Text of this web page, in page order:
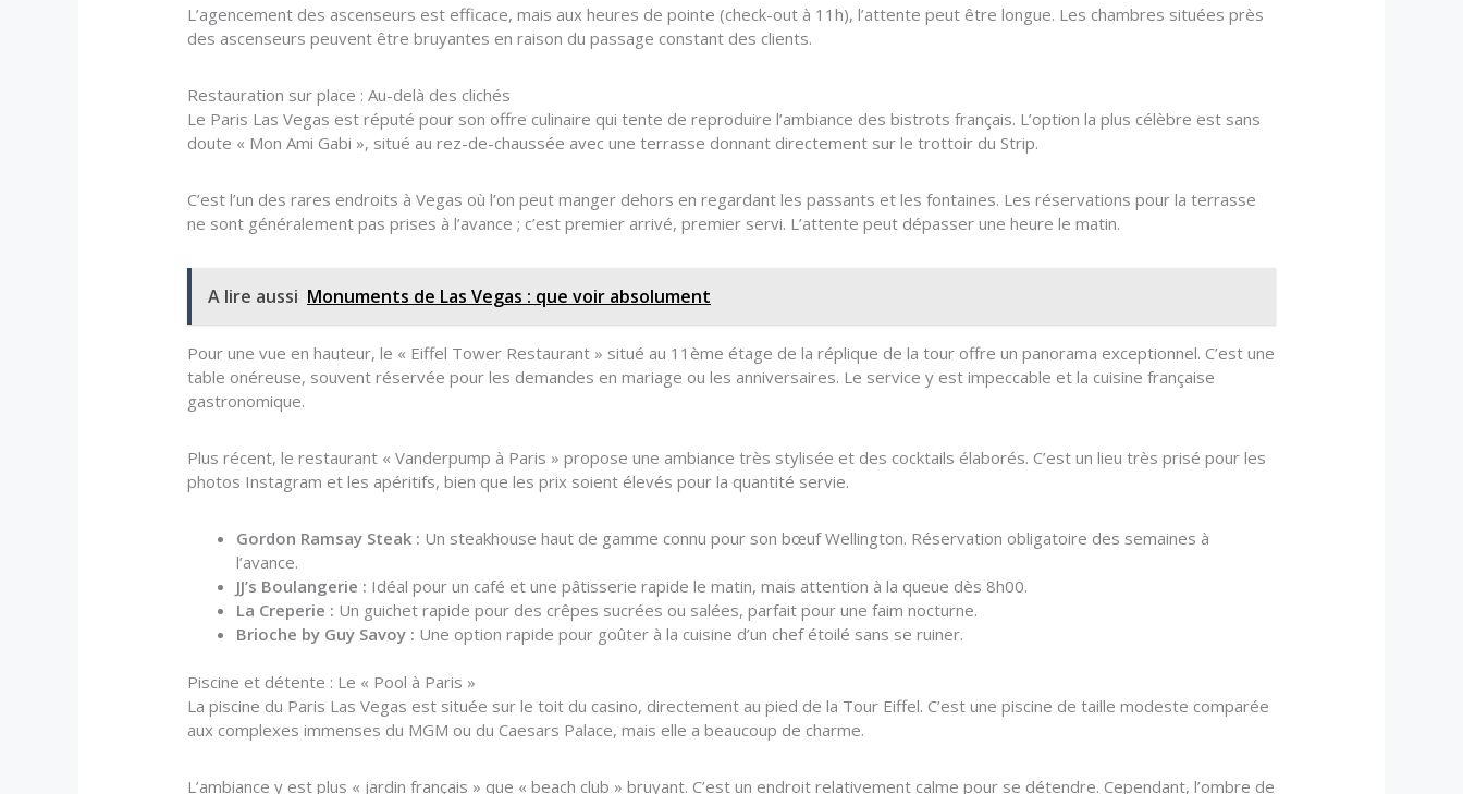
L’agencement des ascenseurs est efficace, mais aux heures de pointe (check-out à 11h), l’attente peut être longue. Les chambres situées près
des ascenseurs peuvent être bruyantes en raison du passage constant des clients.
Restauration sur place : Au-delà des clichés
Le Paris Las Vegas est réputé pour son offre culinaire qui tente de reproduire l’ambiance des bistrots français. L’option la plus célèbre est sans
doute « Mon Ami Gabi », situé au rez-de-chaussée avec une terrasse donnant directement sur le trottoir du Strip.
C’est l’un des rares endroits à Vegas où l’on peut manger dehors en regardant les passants et les fontaines. Les réservations pour la terrasse
ne sont généralement pas prises à l’avance ; c’est premier arrivé, premier servi. L’attente peut dépasser une heure le matin.
A lire aussi Monuments de Las Vegas : que voir absolument
Pour une vue en hauteur, le « Eiffel Tower Restaurant » situé au 11ème étage de la réplique de la tour offre un panorama exceptionnel. C’est une
table onéreuse, souvent réservée pour les demandes en mariage ou les anniversaires. Le service y est impeccable et la cuisine française
gastronomique.
Plus récent, le restaurant « Vanderpump à Paris » propose une ambiance très stylisée et des cocktails élaborés. C’est un lieu très prisé pour les
photos Instagram et les apéritifs, bien que les prix soient élevés pour la quantité servie.
Gordon Ramsay Steak : Un steakhouse haut de gamme connu pour son bœuf Wellington. Réservation obligatoire des semaines à
l’avance.
JJ’s Boulangerie : Idéal pour un café et une pâtisserie rapide le matin, mais attention à la queue dès 8h00.
La Creperie : Un guichet rapide pour des crêpes sucrées ou salées, parfait pour une faim nocturne.
Brioche by Guy Savoy : Une option rapide pour goûter à la cuisine d’un chef étoilé sans se ruiner.
Piscine et détente : Le « Pool à Paris »
La piscine du Paris Las Vegas est située sur le toit du casino, directement au pied de la Tour Eiffel. C’est une piscine de taille modeste comparée
aux complexes immenses du MGM ou du Caesars Palace, mais elle a beaucoup de charme.
L’ambiance y est plus « jardin français » que « beach club » bruyant. C’est un endroit relativement calme pour se détendre. Cependant, l’ombre de